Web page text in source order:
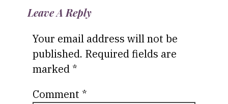
Leave A Reply
Your email address will not be
published. Required fields are
marked *
Comment *